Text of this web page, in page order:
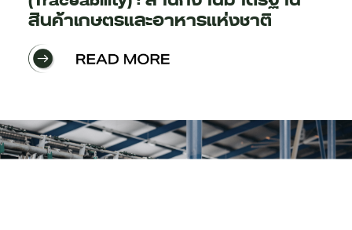
สินค้าเกษตรและอาหารแห่งชาติ